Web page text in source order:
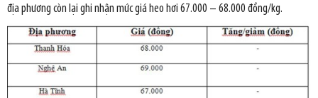
địa phương còn lại ghi nhận mức giá heo hơi 67.000 – 68.000 đồng/kg.